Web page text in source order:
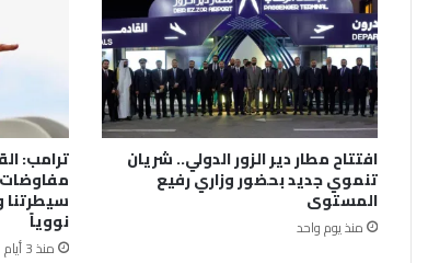
افتتاح مطار دير الزور الدولي.. شريان
تنموي جديد بحضور وزاري رفيع
المستوى
منذ يوم واحد
ترامب:
سيطرتنا
نووياً
منذ 3 أيام